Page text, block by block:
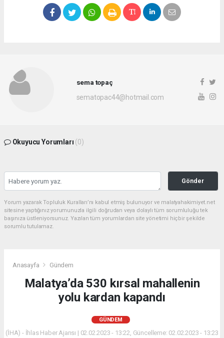
sema topaç
sematopac44@hotmail.com
Okuyucu Yorumları (0)
Gönder
Yorum yazarak Topluluk Kuralları’nı kabul etmiş bulunuyor ve malatyahakimiyet.net
sitesine yaptığınız yorumunuzla ilgili doğrudan veya dolaylı tüm sorumluluğu tek
başınıza üstleniyorsunuz. Yazılan tüm yorumlardan site yönetimi hiçbir şekilde
sorumlu tutulamaz.
Anasayfa Gündem
Malatya’da 530 kırsal mahallenin
yolu kardan kapandı
GÜNDEM
(İHA) - İhlas Haber Ajansı | 02.02.2023 - 13:22, Güncelleme: 02.02.2023 - 13:23